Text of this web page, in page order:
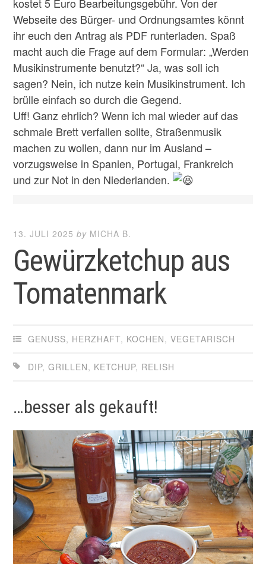
Webseite des Bürger- und Ordnungsamtes könnt
ihr euch den Antrag als PDF runterladen. Spaß
macht auch die Frage auf dem Formular: „Werden
Musikinstrumente benutzt?“ Ja, was soll ich
sagen? Nein, ich nutze kein Musikinstrument. Ich
brülle einfach so durch die Gegend.
Uff! Ganz ehrlich? Wenn ich mal wieder auf das
schmale Brett verfallen sollte, Straßenmusik
machen zu wollen, dann nur im Ausland –
vorzugsweise in Spanien, Portugal, Frankreich
und zur Not in den Niederlanden.
13. JULI 2025 by MICHA B.
Gewürzketchup aus
Tomatenmark
GENUSS, HERZHAFT, KOCHEN,VEGETARISCH
DIP,GRILLEN, KETCHUP, RELISH
…besser als gekauft!